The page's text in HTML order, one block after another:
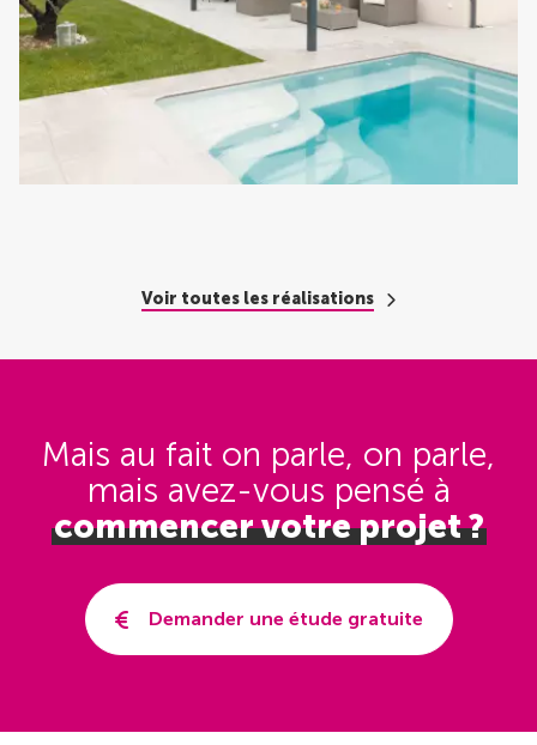
Voir toutes les réalisations
Mais au fait on parle, on parle,
mais avez-vous pensé à
commencer votre projet ?
Demander une étude gratuite